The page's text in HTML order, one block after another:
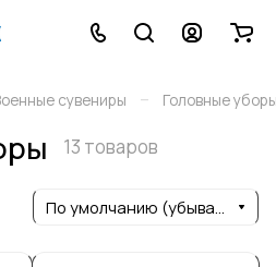
сувениры – Головные
13 товаров
По умолчанию (убывание)